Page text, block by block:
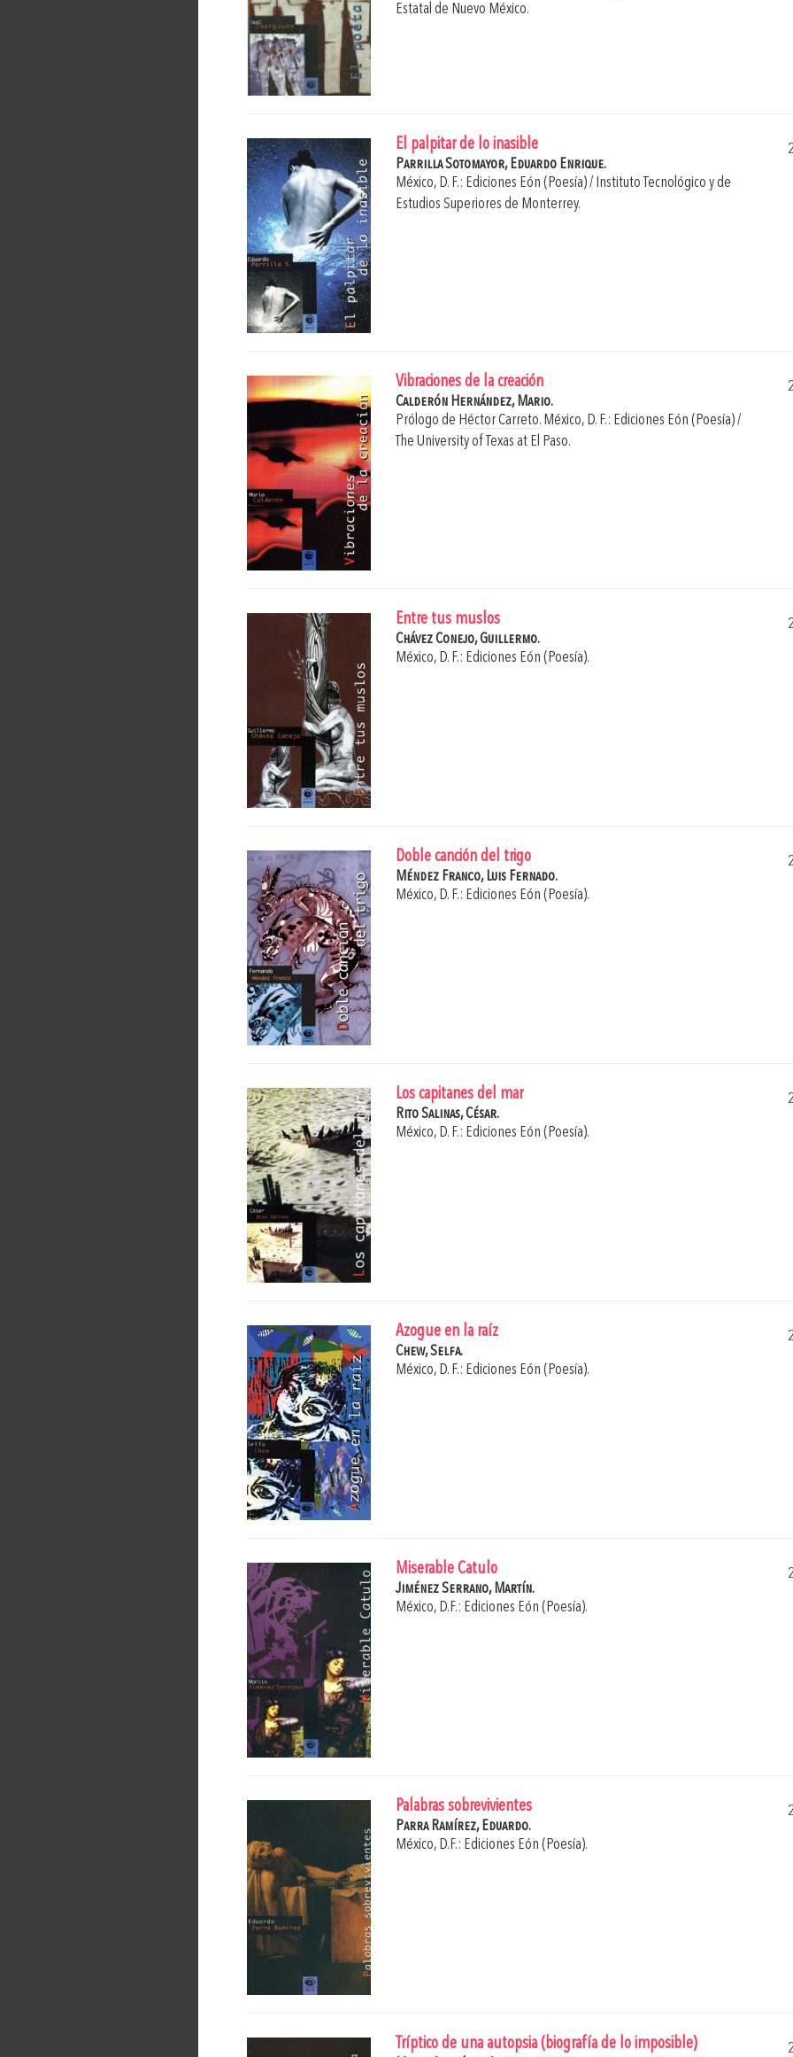
Estatal de Nuevo México.
El palpitar de lo inasible
Parrilla Sotomayor, Eduardo Enrique.
México, D. F.: Ediciones Eón (Poesía) / Instituto Tecnológico y de
Estudios Superiores de Monterrey.
Vibraciones de la creación
Calderón Hernández, Mario.
Prólogo de Héctor Carreto. México, D. F.: Ediciones Eón (Poesía) /
The University of Texas at El Paso.
Entre tus muslos
Chávez Conejo, Guillermo.
México, D. F.: Ediciones Eón (Poesía).
Doble canción del trigo
Méndez Franco, Luis Fernado.
México, D. F.: Ediciones Eón (Poesía).
Los capitanes del mar
Rito Salinas, César.
México, D. F.: Ediciones Eón (Poesía).
Azogue en la raíz
Chew, Selfa.
México, D. F.: Ediciones Eón (Poesía).
Miserable Catulo
Jiménez Serrano, Martín.
México, D.F.: Ediciones Eón (Poesía).
Palabras sobrevivientes
Parra Ramírez, Eduardo.
México, D.F.: Ediciones Eón (Poesía).
Tríptico de una autopsia (biografía de lo imposible)